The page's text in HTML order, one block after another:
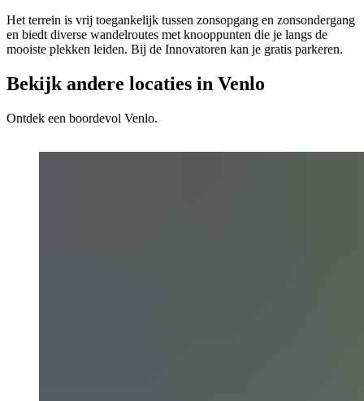
Het terrein is vrij toegankelijk tussen zonsopgang en zonsondergang
en biedt diverse wandelroutes met knooppunten die je langs de
mooiste plekken leiden. Bij de Innovatoren kan je gratis parkeren.
Bekijk andere locaties in Venlo
Ontdek een boordevol Venlo.